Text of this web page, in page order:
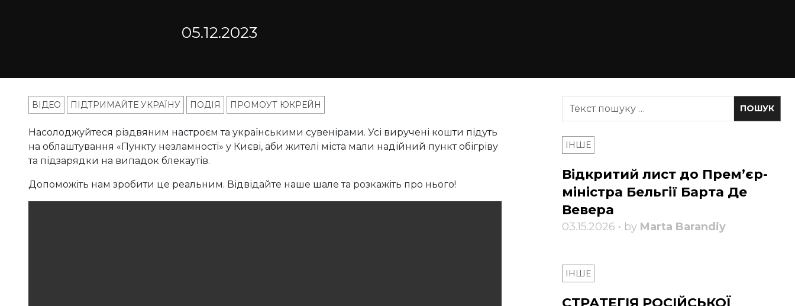
05.12.2023
ВІДЕО ПІДТРИМАЙТЕ УКРАЇНУ ПОДІЯ ПРОМОУТ ЮКРЕЙН
Насолоджуйтеся різдвяним настроєм та українськими сувенірами. Усі виручені кошти підуть
на облаштування «Пункту незламності» у Києві, аби жителі міста мали надійний пункт обігріву
та підзарядки на випадок блекаутів.
Допоможіть нам зробити це реальним. Відвідайте наше шале та розкажіть про нього!
ІНШЕ
Відкритий лист до Прем’єр-
міністра Бельгії Барта Де
Вевера
03.15.2026 • by Marta Barandiy
ІНШЕ